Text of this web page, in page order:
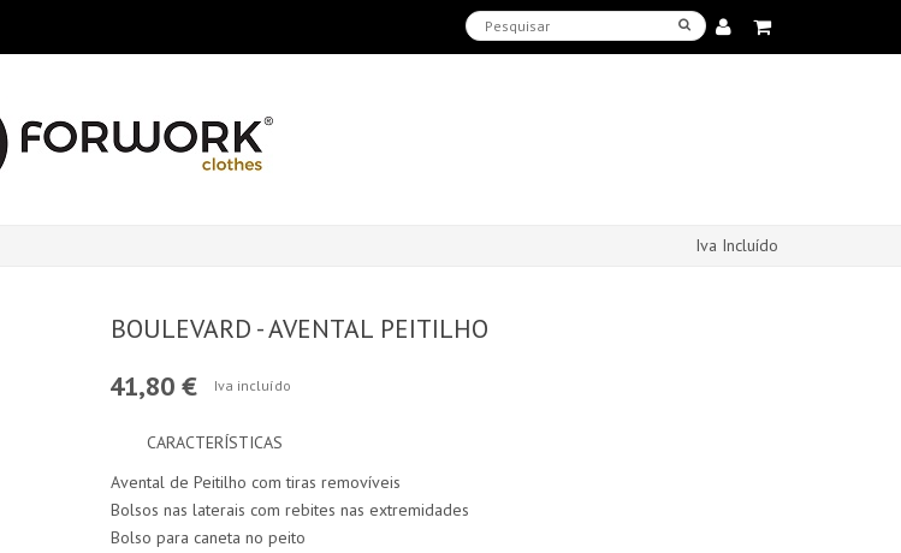
Iva Incluído
BOULEVARD - AVENTAL PEITILHO
41,80 €
Iva incluído
CARACTERÍSTICAS
Avental de Peitilho com tiras removíveis
Bolsos nas laterais com rebites nas extremidades
Bolso para caneta no peito